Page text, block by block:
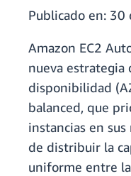
Publicado en: 30
Amazon EC2
nueva estrategia
disponibilidad
balanced, que
instancias en
de distribuir la
uniforme entre